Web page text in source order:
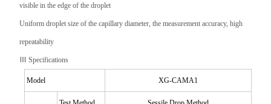
visible in the edge of the droplet
Uniform droplet size of the capillary diameter, the measurement accuracy, high
repeatability
Ⅲ Specifications
Model XG-CAMA1